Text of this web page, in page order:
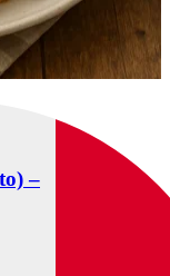
–